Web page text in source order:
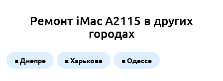
Ремонт iMac A2115 в других
городах
в Днепре в Харькове в Одессе